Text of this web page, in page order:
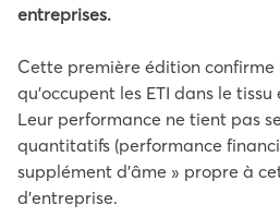
entreprises.
Cette première édition confirme
qu’occupent les ETI dans le
Leur performance ne tient pas
quantitatifs (performance
supplément d’âme » propre à
d’entreprise.